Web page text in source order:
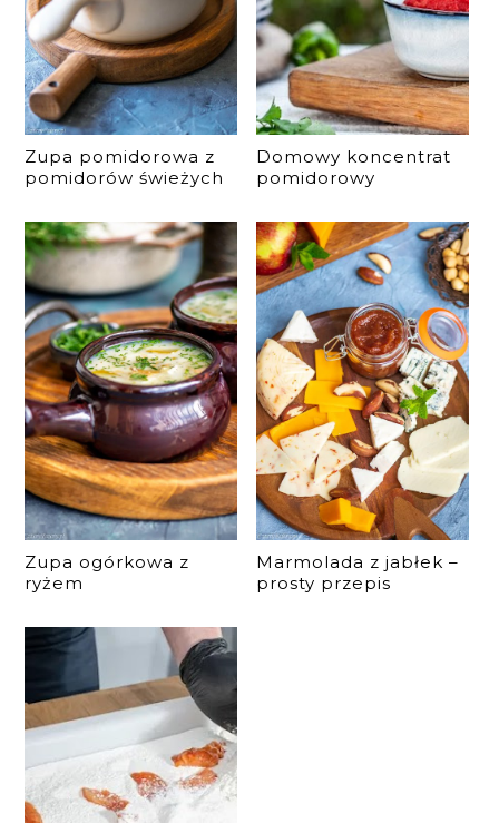
Zupa pomidorowa z
pomidorów świeżych
Domowy koncentrat
pomidorowy
Zupa ogórkowa z
ryżem
Marmolada z jabłek –
prosty przepis